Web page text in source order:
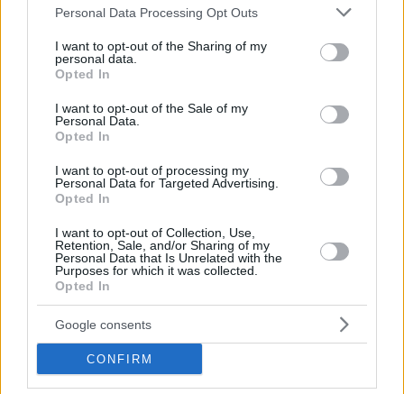
Please note that this website/app uses one or more Google
not limited to your visit or usage behaviour. You may click to
grant or deny consent to Google and its third-party tags to
use your data for below specified purposes in below Google
consent section.
Personal Data Processing Opt Outs
I want to opt-out of the Sharing of my
personal data.
Opted In
I want to opt-out of the Sale of my
Personal Data.
Opted In
I want to opt-out of processing my
Personal Data for Targeted Advertising.
Opted In
I want to opt-out of Collection, Use,
Retention, Sale, and/or Sharing of my
Personal Data that Is Unrelated with the
Purposes for which it was collected.
Opted In
Google consents
CONFIRM
Κοινοποιήστε
Προηγούμενη
Πρωινός Τύπος Δρ.
Επόμενη
Ολύμπιο Βήμα